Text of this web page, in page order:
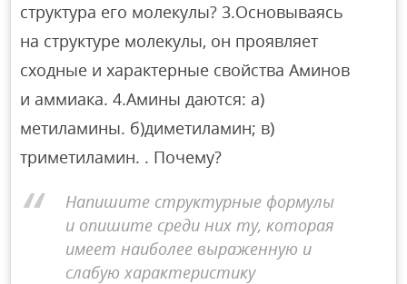
структура его молекулы? 3.Основываясь
на структуре молекулы, он проявляет
сходные и характерные свойства Аминов
и аммиака. 4.Амины даются: а)
метиламины. б)диметиламин; в)
триметиламин. . Почему?
Напишите структурные формулы
и опишите среди них ту, которая
имеет наиболее выраженную и
слабую характеристику